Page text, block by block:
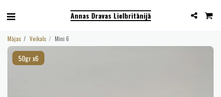
Annas Dravas Lielbritānijā
Mājas Veikals Mini 6
50gr x6